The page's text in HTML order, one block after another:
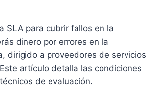
SLA para cubrir fallos en la
dinero por errores en la
dirigido a proveedores de servicios
artículo detalla las condiciones
de evaluación.